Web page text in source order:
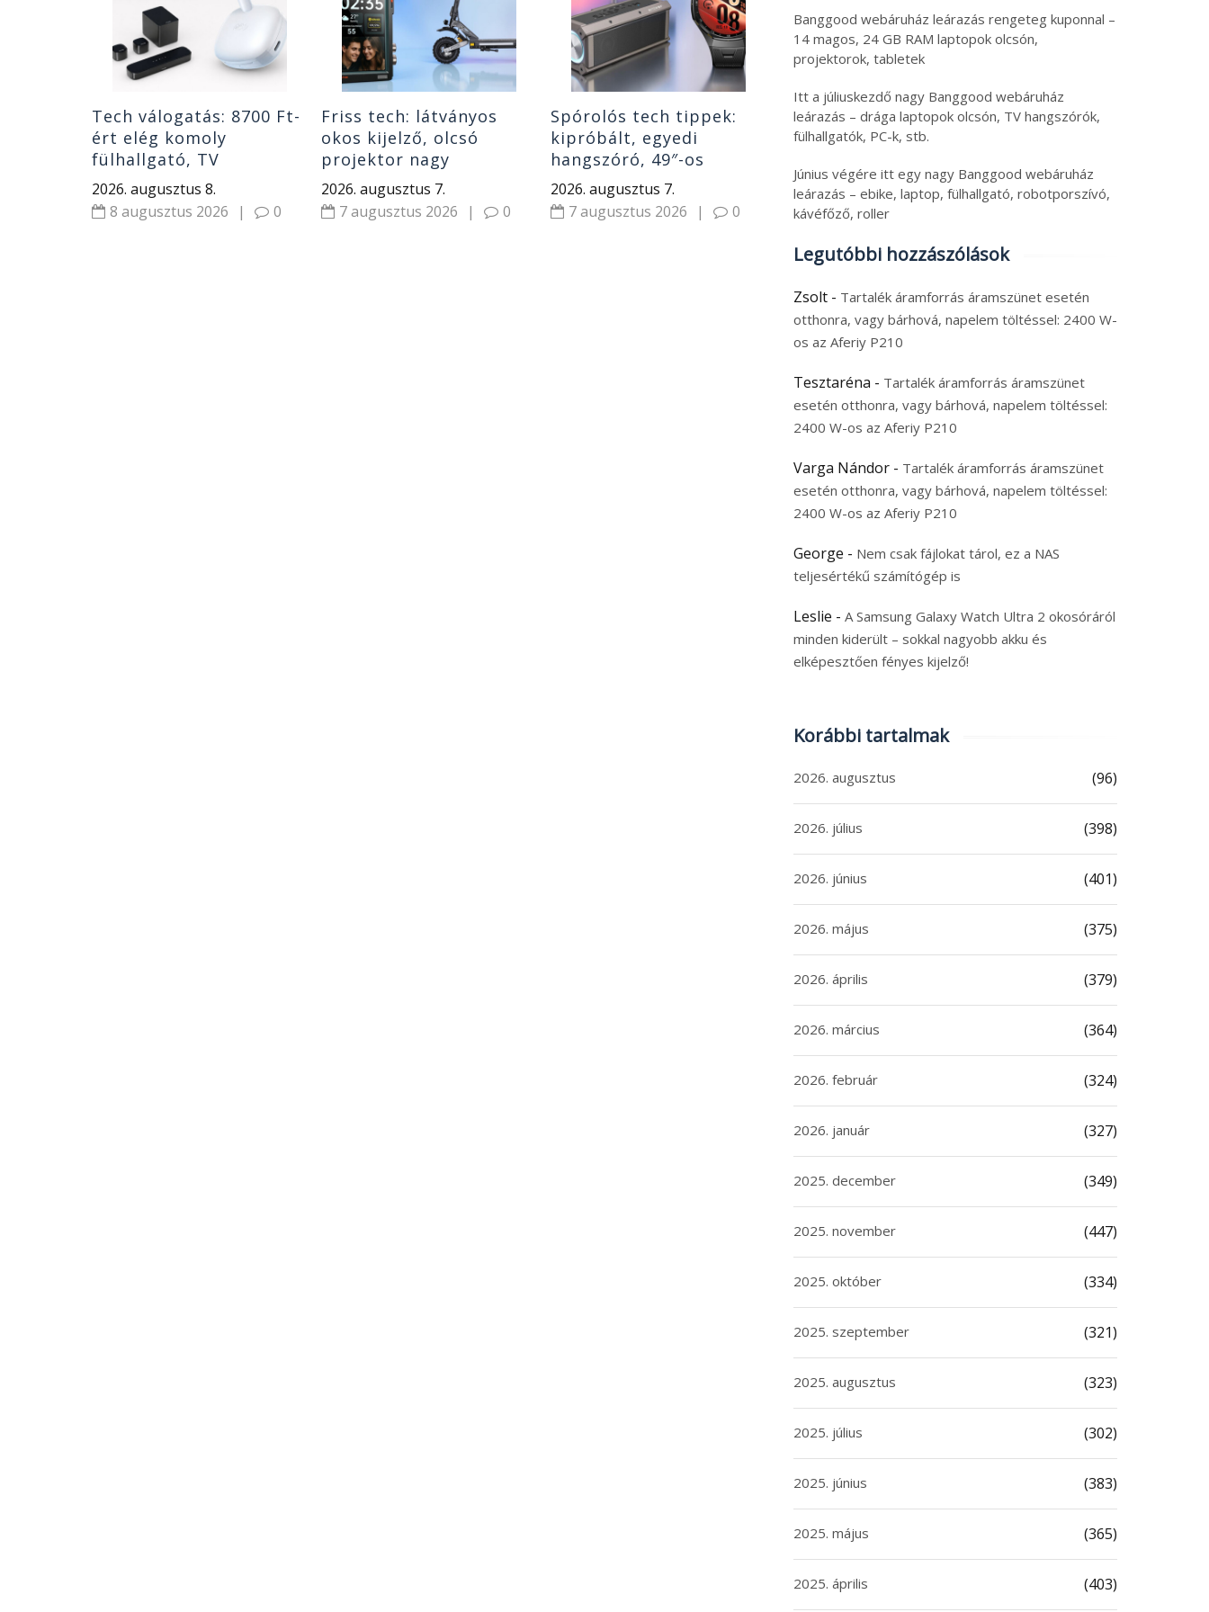
Tech válogatás: 8700 Ft-
ért elég komoly
fülhallgató, TV
hangrendszer minimális
pénzért és 2000 W-os
elektromos motor
2026. augusztus 8.
8 augusztus 2026
| 0
Friss tech: látványos
okos kijelző, olcsó
projektor nagy
fényerővel, izmos roller,
Xiaomi hírek
2026. augusztus 7.
7 augusztus 2026
| 0
Spórolós tech tippek:
kipróbált, egyedi
hangszóró, 49″-os
monitor, gyerek okosóra
és Huawei óra
2026. augusztus 7.
7 augusztus 2026
| 0
2026. augusztus 6.
6 augusztus 2026 | 0
olcsó riválisa és
hordozható monitor
2026. augusztus 6.
6 augusztus 2026
Banggood webáruház leárazás rengeteg kuponnal –
14 magos, 24 GB RAM laptopok olcsón,
projektorok, tabletek
Itt a júliuskezdő nagy Banggood webáruház
leárazás – drága laptopok olcsón, TV hangszórók,
fülhallgatók, PC-k, stb.
Június végére itt egy nagy Banggood webáruház
leárazás – ebike, laptop, fülhallgató, robotporszívó,
kávéfőző, roller
Legutóbbi hozzászólások
Zsolt - Tartalék áramforrás áramszünet esetén
otthonra, vagy bárhová, napelem töltéssel: 2400 W-
os az Aferiy P210
Tesztaréna - Tartalék áramforrás áramszünet
esetén otthonra, vagy bárhová, napelem töltéssel:
2400 W-os az Aferiy P210
Varga Nándor - Tartalék áramforrás áramszünet
esetén otthonra, vagy bárhová, napelem töltéssel:
2400 W-os az Aferiy P210
George - Nem csak fájlokat tárol, ez a NAS
teljesértékű számítógép is
Leslie - A Samsung Galaxy Watch Ultra 2 okosóráról
minden kiderült – sokkal nagyobb akku és
elképesztően fényes kijelző!
Korábbi tartalmak
2026. augusztus (96)
2026. július (398)
2026. június (401)
2026. május (375)
2026. április (379)
2026. március (364)
2026. február (324)
2026. január (327)
2025. december (349)
2025. november (447)
2025. október (334)
2025. szeptember (321)
2025. augusztus (323)
2025. július (302)
2025. június (383)
2025. május (365)
2025. április (403)